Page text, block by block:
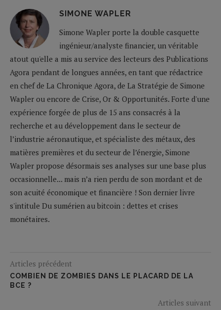
SIMONE WAPLER
Simone Wapler porte la double casquette
ingénieur/analyste financier, un véritable
atout qu'elle a mis au service des lecteurs des Publications
Agora pendant de longues années, en tant que rédactrice
en chef de La Chronique Agora, de La Stratégie de Simone
Wapler ou encore de Crise, Or & Opportunités. Forte d'une
expérience forgée de plus de 15 ans consacrés à la
recherche et au développement dans le secteur de
l’industrie aéronautique, et spécialiste des métaux, des
matières premières et du secteur de l’énergie, Simone
Wapler propose désormais ses analyses sur une base plus
occasionnelle... mais n’a rien perdu de son mordant et de
son acuité économique et financière ! Son dernier livre
s'intitule Du sumérien au bitcoin : dettes et crises
monétaires.
Articles précédent
COMBIEN DE ZOMBIES DANS LE PLACARD DE LA
BCE ?
Articles suivant